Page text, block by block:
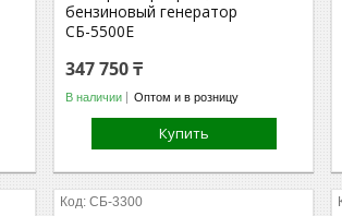
бензиновый генератор
СБ-5500Е
347 750 ₸
В наличии Оптом и в розницу
Купить
СБ-3300